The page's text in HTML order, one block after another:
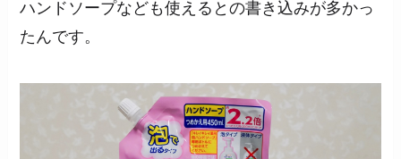
ハンドソープなども使えるとの書き込みが多かっ
たんです。